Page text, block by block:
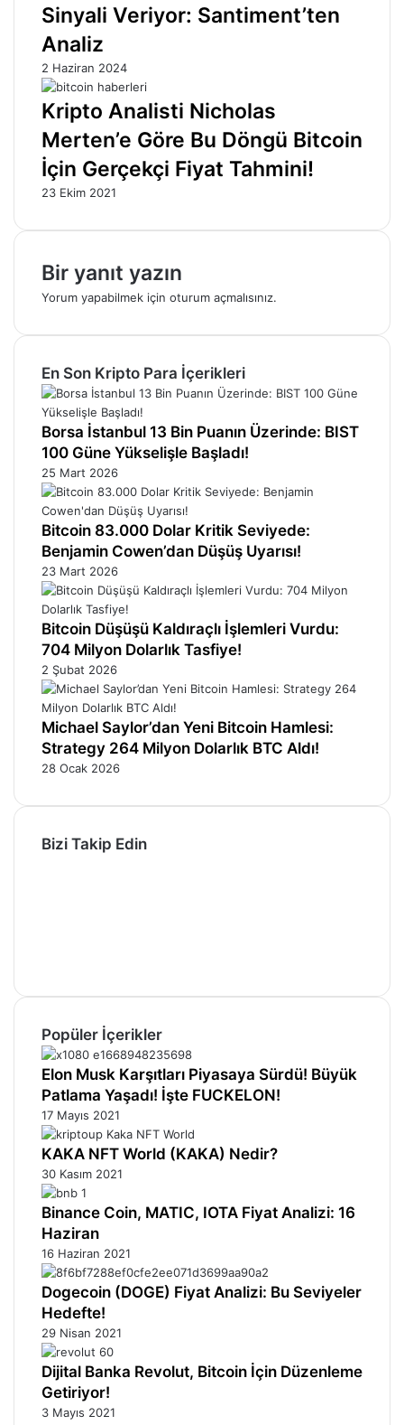
Sinyali Veriyor: Santiment’ten
Analiz
2 Haziran 2024
Kripto Analisti Nicholas
Merten’e Göre Bu Döngü Bitcoin
İçin Gerçekçi Fiyat Tahmini!
23 Ekim 2021
Bir yanıt yazın
Yorum yapabilmek için oturum açmalısınız.
En Son Kripto Para İçerikleri
Borsa İstanbul 13 Bin Puanın Üzerinde: BIST
100 Güne Yükselişle Başladı!
25 Mart 2026
Bitcoin 83.000 Dolar Kritik Seviyede:
Benjamin Cowen’dan Düşüş Uyarısı!
23 Mart 2026
Bitcoin Düşüşü Kaldıraçlı İşlemleri Vurdu:
704 Milyon Dolarlık Tasfiye!
2 Şubat 2026
Michael Saylor’dan Yeni Bitcoin Hamlesi:
Strategy 264 Milyon Dolarlık BTC Aldı!
28 Ocak 2026
Bizi Takip Edin
Popüler İçerikler
Elon Musk Karşıtları Piyasaya Sürdü! Büyük
Patlama Yaşadı! İşte FUCKELON!
17 Mayıs 2021
KAKA NFT World (KAKA) Nedir?
30 Kasım 2021
Binance Coin, MATIC, IOTA Fiyat Analizi: 16
Haziran
16 Haziran 2021
Dogecoin (DOGE) Fiyat Analizi: Bu Seviyeler
Hedefte!
29 Nisan 2021
Dijital Banka Revolut, Bitcoin İçin Düzenleme
Getiriyor!
3 Mayıs 2021